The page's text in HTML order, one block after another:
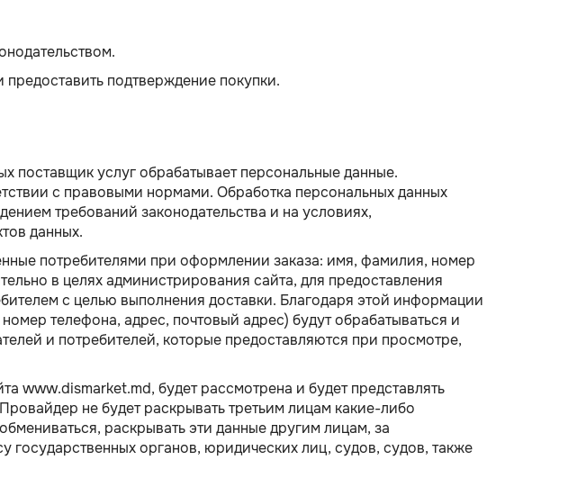
подтверждение покупки.
поставщик услуг обрабатывает персональные данные.
с правовыми нормами. Обработка персональных данных
требований законодательства и на условиях,
данных.
потребителями при оформлении заказа: имя, фамилия, номер
в целях администрирования сайта, для предоставления
с целью выполнения доставки. Благодаря этой информации
телефона, адрес, почтовый адрес) будут обрабатываться и
и потребителей, которые предоставляются при просмотре,
www.dismarket.md, будет рассмотрена и будет представлять
не будет раскрывать третьим лицам какие-либо
раскрывать эти данные другим лицам, за
органов, юридических лиц, судов, судов, также